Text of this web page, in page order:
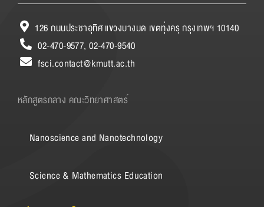
126 ถนนประชาอุทิศ แขวงบางมด เขตทุ่งครุ กรุงเทพฯ 10140
02-470-9577, 02-470-9540
fsci.contact@kmutt.ac.th
หลักสูตรกลาง คณะวิทยาศาสตร์
Nanoscience and Nanotechnology
Science & Mathematics Education